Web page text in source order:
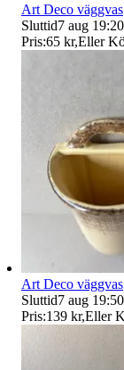
Art Deco väggvas
Sluttid7 aug 19:20
Pris:65 kr,Eller
Art Deco väggvas
Sluttid7 aug 19:50
Pris:139 kr,Eller